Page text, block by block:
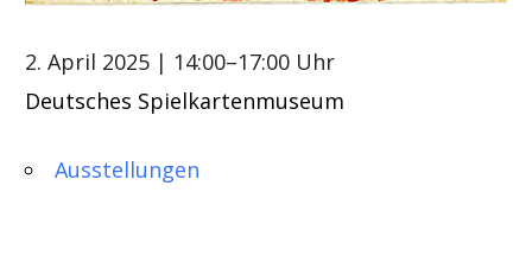
2. April 2025 | 14:00–17:00 Uhr
Deutsches Spielkartenmuseum
Ausstellungen